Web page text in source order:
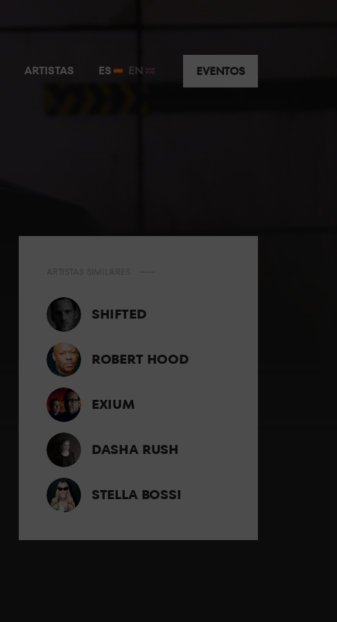
ARTISTAS ES EN EVENTOS
SHIFTED
ROBERT HOOD
EXIUM
DASHA RUSH
STELLA BOSSI